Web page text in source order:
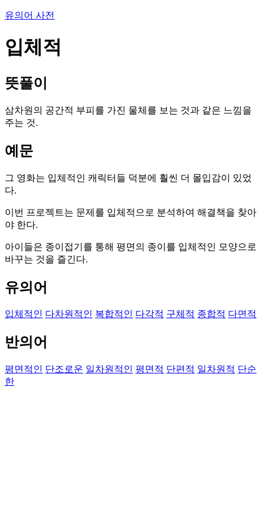
유의어 사전
입체적
뜻풀이
삼차원의 공간적 부피를 가진 물체를 보는 것과 같은 느낌을
주는 것.
예문
그 영화는 입체적인 캐릭터들 덕분에 훨씬 더 몰입감이 있었
다.
이번 프로젝트는 문제를 입체적으로 분석하여 해결책을 찾아
야 한다.
아이들은 종이접기를 통해 평면의 종이를 입체적인 모양으로
바꾸는 것을 즐긴다.
유의어
입체적인 다차원적인 복합적인 다각적 구체적 종합적 다면적
반의어
평면적인 단조로운 일차원적인 평면적 단편적 일차원적 단순
한